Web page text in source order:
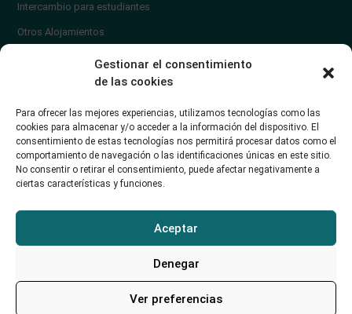
Gestionar el consentimiento
de las cookies
Para ofrecer las mejores experiencias, utilizamos tecnologías como las
cookies para almacenar y/o acceder a la información del dispositivo. El
consentimiento de estas tecnologías nos permitirá procesar datos como el
comportamiento de navegación o las identificaciones únicas en este sitio.
No consentir o retirar el consentimiento, puede afectar negativamente a
ciertas características y funciones.
Aceptar
Denegar
Ver preferencias
Intercambio para estudiantes
Otros Alojamientos
¿Cómo publicar un anuncio?
Contacto
soporte@alojamientounican.es
Alojamiento Universidad de Cantabria Copyright © 2023​